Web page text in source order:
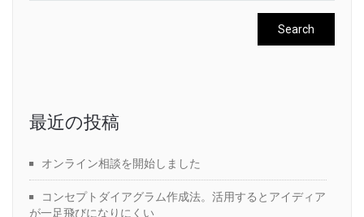
最近の投稿
オンライン相談を開始しました
コンセプトダイアグラム作成法。活用するとアイディア
が一足飛びになりにくい